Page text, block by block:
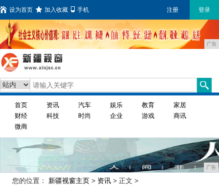
设为首页 加入收藏 手机 注册 登录
广告
首页 资讯 汽车 娱乐 教育
家居
财经
科技 时尚 企业 游戏
商讯
微商
广告
您的位置： 新疆视窗主页 > 资讯 > 正文 >